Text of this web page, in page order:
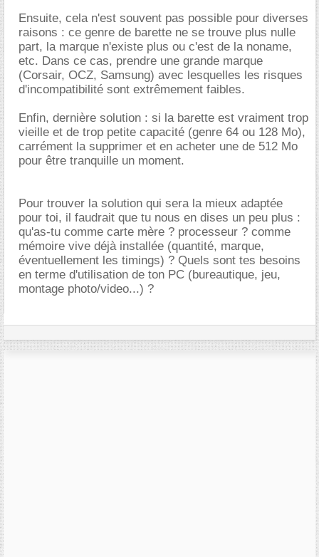
Ensuite, cela n'est souvent pas possible pour diverses
raisons : ce genre de barette ne se trouve plus nulle
part, la marque n'existe plus ou c'est de la noname,
etc. Dans ce cas, prendre une grande marque
(Corsair, OCZ, Samsung) avec lesquelles les risques
d'incompatibilité sont extrêmement faibles.
Enfin, dernière solution : si la barette est vraiment trop
vieille et de trop petite capacité (genre 64 ou 128 Mo),
carrément la supprimer et en acheter une de 512 Mo
pour être tranquille un moment.
Pour trouver la solution qui sera la mieux adaptée
pour toi, il faudrait que tu nous en dises un peu plus :
qu'as-tu comme carte mère ? processeur ? comme
mémoire vive déjà installée (quantité, marque,
éventuellement les timings) ? Quels sont tes besoins
en terme d'utilisation de ton PC (bureautique, jeu,
montage photo/video...) ?